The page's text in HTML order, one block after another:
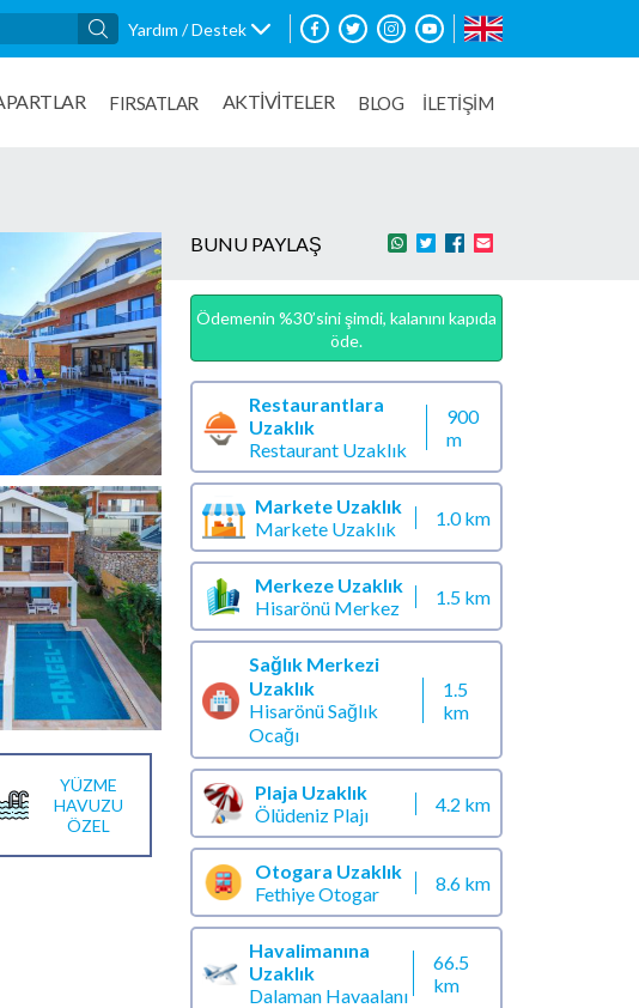
Yardım / Destek
FIRSATLAR AKTİVİTELER BLOG İLETİŞİM
YÜZME
HAVUZU
ÖZEL
BUNU PAYLAŞ
Ödemenin %30’sini şimdi, kalanını kapıda
öde.
Restaurantlara
Uzaklık
Restaurant Uzaklık
900
m
Markete Uzaklık
Markete Uzaklık
1.0 km
Merkeze Uzaklık
Hisarönü Merkez
1.5 km
Sağlık Merkezi
Uzaklık
Hisarönü Sağlık
Ocağı
1.5
km
Plaja Uzaklık
Ölüdeniz Plajı
4.2 km
Otogara Uzaklık
Fethiye Otogar
8.6 km
Havalimanına
Uzaklık
Dalaman Havaalanı
66.5
km